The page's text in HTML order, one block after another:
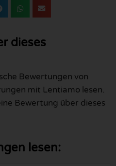
dieses
Bewertungen von
mit Lentiamo lesen.
Bewertung über dieses
lesen: